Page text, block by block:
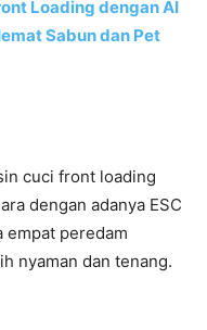
Loading dengan AI
Sabun dan Pet
cuci front loading
dengan adanya ESC
peredam
nyaman dan tenang.